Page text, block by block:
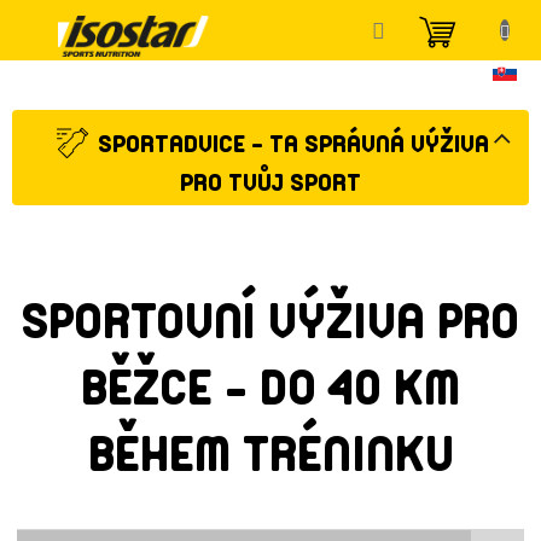
obsah
KOŠÍK
SPORTADVICE - TA SPRÁVNÁ VÝŽIVA
PRO TVŮJ SPORT
SPORTOVNÍ VÝŽIVA PRO
BĚŽCE - DO 40 KM
BĚHEM TRÉNINKU